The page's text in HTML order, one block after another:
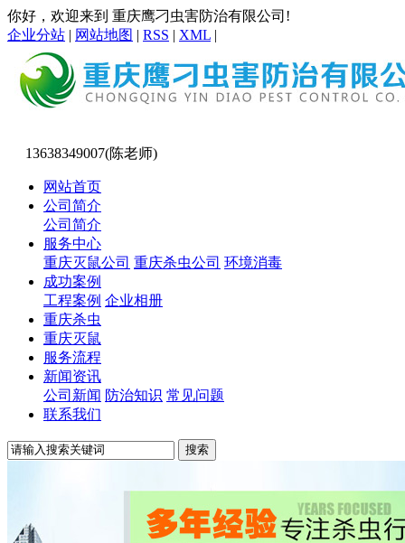
你好，欢迎来到 重庆鹰刁虫害防治有限公司!
企业分站 | 网站地图 | RSS | XML |
13638349007(陈老师)
网站首页
公司简介
公司简介
服务中心
重庆灭鼠公司 重庆杀虫公司 环境消毒
成功案例
工程案例 企业相册
重庆杀虫
重庆灭鼠
服务流程
新闻资讯
公司新闻 防治知识 常见问题
联系我们